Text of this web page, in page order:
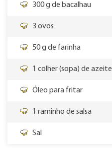
300 g de bacalhau
3 ovos
50 g de farinha
1 colher (sopa) de azeite
Óleo para fritar
1 raminho de salsa
Sal